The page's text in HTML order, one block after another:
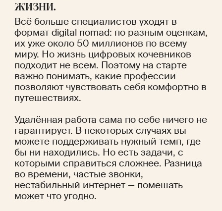
жизни.
Всё больше специалистов уходят в
формат digital nomad: по разным оценкам,
их уже около 50 миллионов по всему
миру. Но жизнь цифровых кочевников
подходит не всем. Поэтому на старте
важно понимать, какие профессии
позволяют чувствовать себя комфортно в
путешествиях.
Удалённая работа сама по себе ничего не
гарантирует. В некоторых случаях вы
можете поддерживать нужный темп, где
бы ни находились. Но есть задачи, с
которыми справиться сложнее. Разница
во времени, частые звонки,
нестабильный интернет — помешать
может что угодно.